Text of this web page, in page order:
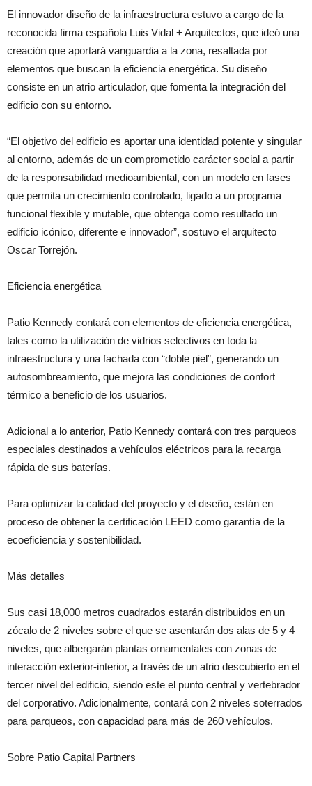
El innovador diseño de la infraestructura estuvo a cargo de la
reconocida firma española Luis Vidal + Arquitectos, que ideó una
creación que aportará vanguardia a la zona, resaltada por
elementos que buscan la eficiencia energética. Su diseño
consiste en un atrio articulador, que fomenta la integración del
edificio con su entorno.
“El objetivo del edificio es aportar una identidad potente y singular
al entorno, además de un comprometido carácter social a partir
de la responsabilidad medioambiental, con un modelo en fases
que permita un crecimiento controlado, ligado a un programa
funcional flexible y mutable, que obtenga como resultado un
edificio icónico, diferente e innovador”, sostuvo el arquitecto
Oscar Torrejón.
Eficiencia energética
Patio Kennedy contará con elementos de eficiencia energética,
tales como la utilización de vidrios selectivos en toda la
infraestructura y una fachada con “doble piel”, generando un
autosombreamiento, que mejora las condiciones de confort
térmico a beneficio de los usuarios.
Adicional a lo anterior, Patio Kennedy contará con tres parqueos
especiales destinados a vehículos eléctricos para la recarga
rápida de sus baterías.
Para optimizar la calidad del proyecto y el diseño, están en
proceso de obtener la certificación LEED como garantía de la
ecoeficiencia y sostenibilidad.
Más detalles
Sus casi 18,000 metros cuadrados estarán distribuidos en un
zócalo de 2 niveles sobre el que se asentarán dos alas de 5 y 4
niveles, que albergarán plantas ornamentales con zonas de
interacción exterior-interior, a través de un atrio descubierto en el
tercer nivel del edificio, siendo este el punto central y vertebrador
del corporativo. Adicionalmente, contará con 2 niveles soterrados
para parqueos, con capacidad para más de 260 vehículos.
Sobre Patio Capital Partners